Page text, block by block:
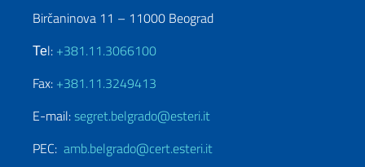
Birčaninova 11 – 11000 Beograd
Теl: +381.11.3066100
Fax: +381.11.3249413
E-mail:segret.belgrado@esteri.it
PEC: amb.belgrado@cert.esteri.it